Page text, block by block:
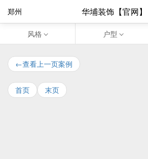
华埔装饰【官网】
郑州
风格 户型
←查看上一页案例
首页 末页